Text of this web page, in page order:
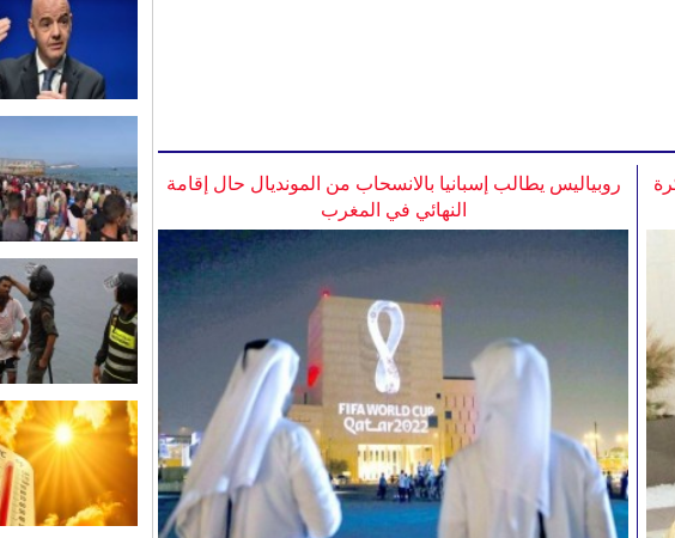
روبياليس يطالب إسبانيا بالانسحاب من المونديال حال إقامة
النهائي في المغرب